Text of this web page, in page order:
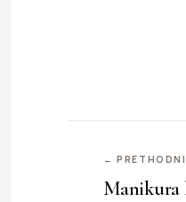
← PRETHODNI
Manikura